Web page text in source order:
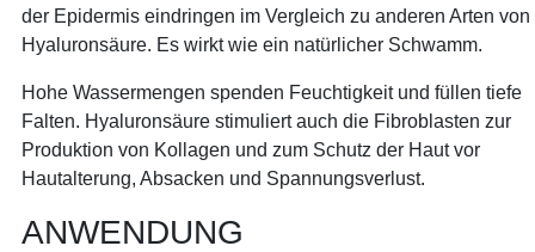
der Epidermis eindringen im Vergleich zu anderen Arten von
Hyaluronsäure. Es wirkt wie ein natürlicher Schwamm.
Hohe Wassermengen spenden Feuchtigkeit und füllen tiefe
Falten. Hyaluronsäure stimuliert auch die Fibroblasten zur
Produktion von Kollagen und zum Schutz der Haut vor
Hautalterung, Absacken und Spannungsverlust.
ANWENDUNG